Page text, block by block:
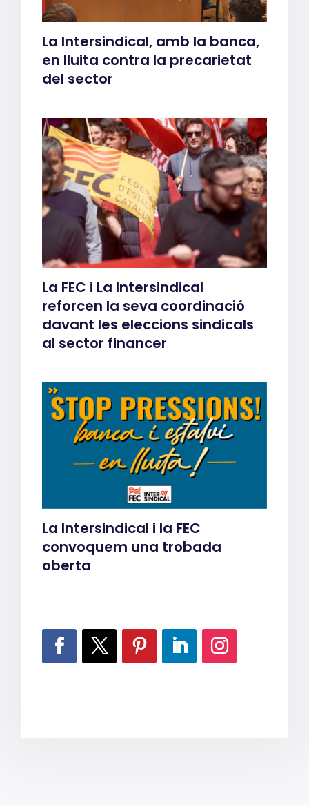
La Intersindical, amb la banca,
en lluita contra la precarietat
del sector
La FEC i La Intersindical
reforcen la seva coordinació
davant les eleccions sindicals
al sector financer
La Intersindical i la FEC
convoquem una trobada
oberta